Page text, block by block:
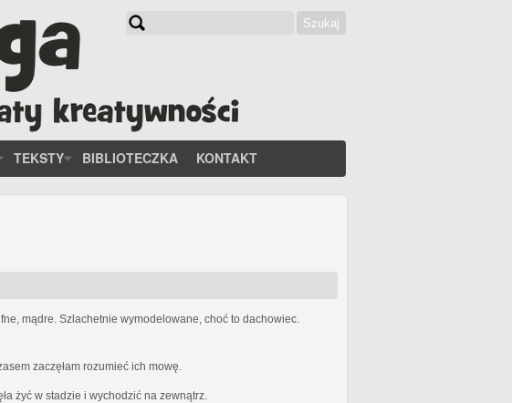
Szukaj
TEKSTY BIBLIOTECZKA KONTAKT
mądre. Szlachetnie wymodelowane, choć to dachowiec.
zaczęłam rozumieć ich mowę.
żyć w stadzie i wychodzić na zewnątrz.